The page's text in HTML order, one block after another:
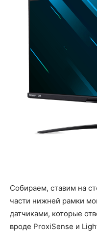
Собираем, ставим на
части нижней рамки
датчиками, которые
вроде ProxiSense и